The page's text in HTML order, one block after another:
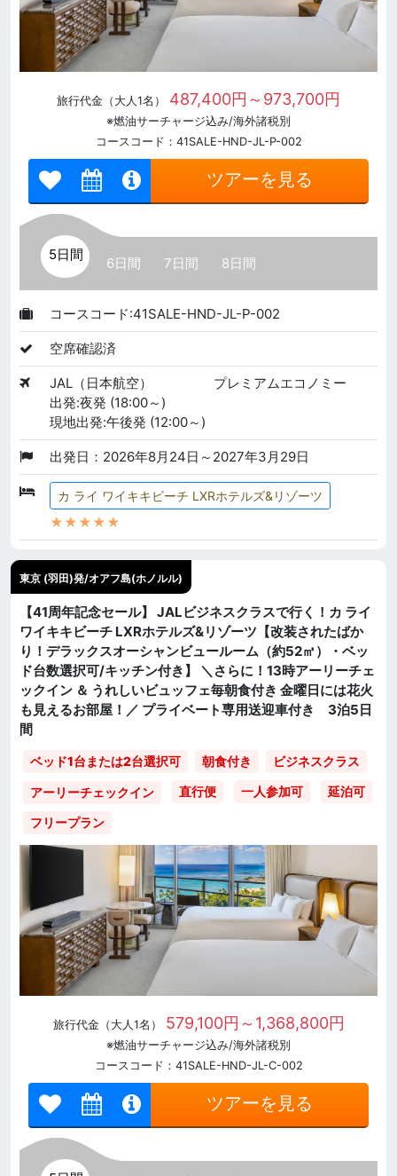
旅行代金（大人1名） 487,400円～973,700円
※燃油サーチャージ込み/海外諸税別
コースコード：41SALE-HND-JL-P-002
ツアーを見る
5日間
6日間 7日間 8日間
コースコード:41SALE-HND-JL-P-002
空席確認済
JAL（日本航空）
プレミアムエコノミー
出発:夜発 (18:00～)
現地出発:午後発 (12:00～)
出発日：2026年8月24日～2027年3月29日
カ ライ ワイキキビーチ LXRホテルズ&リゾーツ
★★★★★
東京 (羽田)発/オアフ島(ホノルル)
【41周年記念セール】 JALビジネスクラスで行く！カ ライ
ワイキキビーチ LXRホテルズ&リゾーツ【改装されたばか
り！デラックスオーシャンビュールーム（約52㎡）・ベッ
ド台数選択可/キッチン付き】 ＼さらに！13時アーリーチェ
ックイン ＆ うれしいビュッフェ毎朝食付き 金曜日には花火
も見えるお部屋！／ プライベート専用送迎車付き 3泊5日
間
ベッド1台または2台選択可 朝食付き ビジネスクラス
アーリーチェックイン 直行便 一人参加可 延泊可
フリープラン
旅行代金（大人1名） 579,100円～1,368,800円
※燃油サーチャージ込み/海外諸税別
コースコード：41SALE-HND-JL-C-002
ツアーを見る